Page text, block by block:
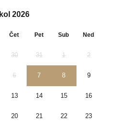
kol 2026
Čet Pet Sub Ned
30 31 1 2
6 7 8 9
13 14 15 16
20 21 22 23